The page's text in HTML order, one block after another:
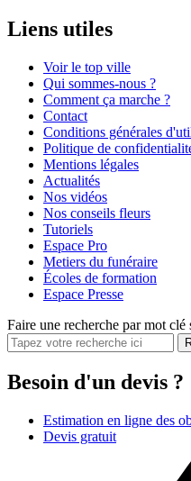
Liens utiles
Voir le top ville
Qui sommes-nous ?
Comment ça marche ?
Contact
Conditions générales
Politique de
Mentions légales
Actualités
Nos vidéos
Nos conseils fleurs
Tutoriels
Espace Pro
Metiers du funéraire
Écoles de formation
Espace Presse
Faire une recherche par mot clé
Besoin d'un devis ?
Estimation en ligne des
Devis gratuit